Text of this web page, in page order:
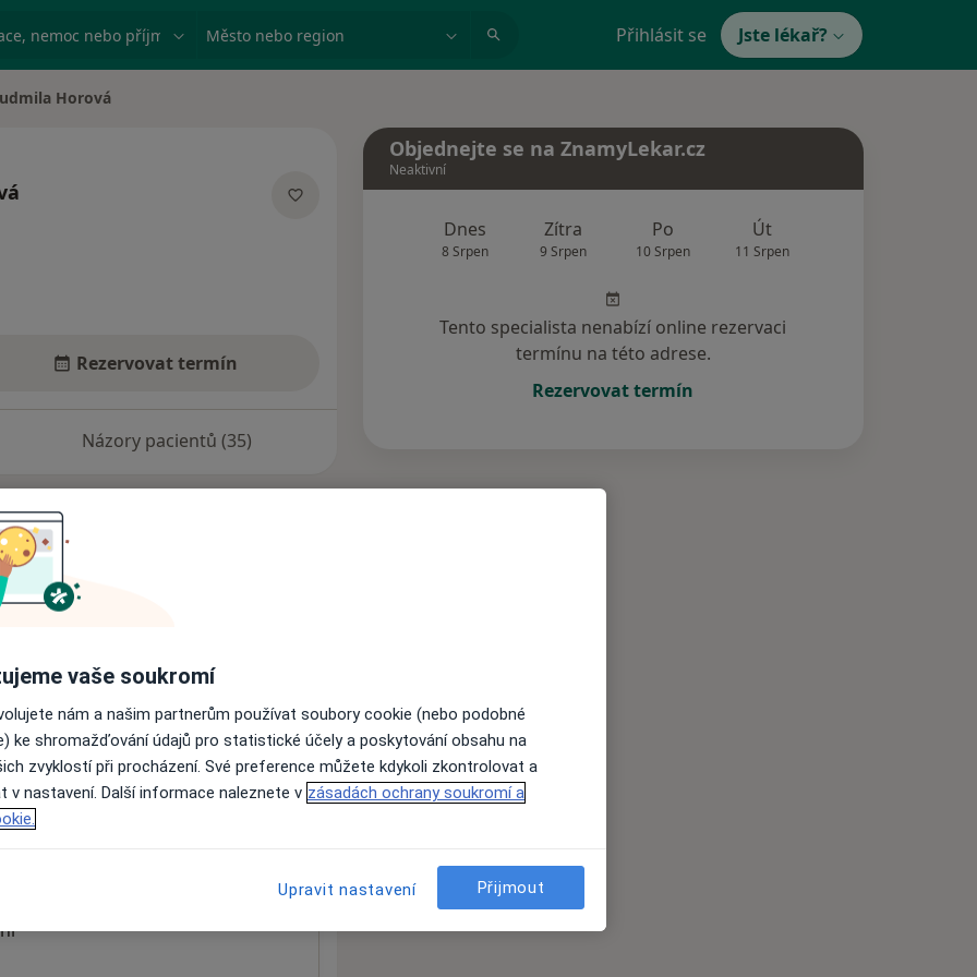
nemoc nebo příjmení Město nebo region Přihlásit se Jste lékař?
města Horová
Rezervovat termín
Názory pacientů (35)
nejsou k dispozici
informace o svých službách.
Objednejte se na ZnamyLekar.cz
Neaktivní
Dnes
8 Srpen
Zítra
9 Srpen
Po
10 Srpen
Út
11 Srpen
Tento specialista nenabízí online rezervaci
termínu na této adrese.
Rezervovat termín
vaše soukromí
nám a našim partnerům používat soubory cookie (nebo podobné
ke shromažďování údajů pro statistické účely a poskytování obsahu na
zvyklostí při procházení. Své preference můžete kdykoli zkontrolovat a
v nastavení. Další informace naleznete v zásadách ochrany soukromí a
Upravit nastavení Přijmout